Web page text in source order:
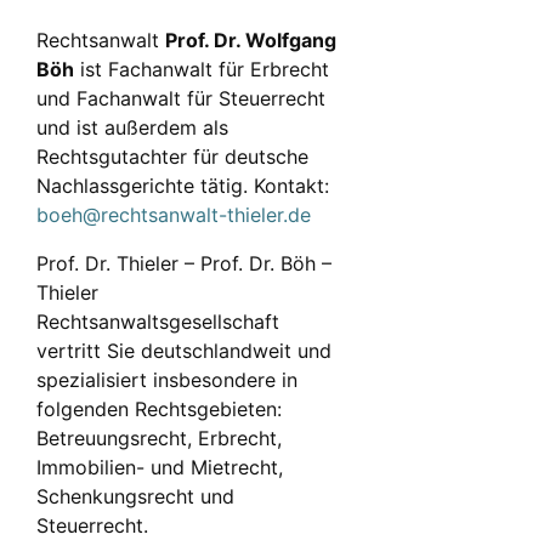
Rechtsanwalt Prof. Dr. Wolfgang
Böh ist Fachanwalt für Erbrecht
und Fachanwalt für Steuerrecht
und ist außerdem als
Rechtsgutachter für deutsche
Nachlassgerichte tätig. Kontakt:
boeh@rechtsanwalt-thieler.de
Prof. Dr. Thieler – Prof. Dr. Böh –
Thieler
Rechtsanwaltsgesellschaft
vertritt Sie deutschlandweit und
spezialisiert insbesondere in
folgenden Rechtsgebieten:
Betreuungsrecht, Erbrecht,
Immobilien- und Mietrecht,
Schenkungsrecht und
Steuerrecht.